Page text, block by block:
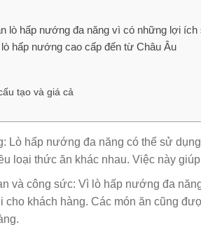
lò hấp nướng đa năng vì có những lợi ích
hấp nướng cao cấp đến từ Châu Âu
tạo và giá cả
Lò hấp nướng đa năng có thể sử
loại thức ăn khác nhau. Việc này
và công sức: Vì lò hấp nướng đa
khách hàng. Các món ăn cũng